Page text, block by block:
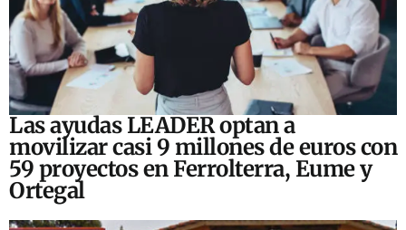
Las ayudas LEADER optan a
movilizar casi 9 millones de euros con
59 proyectos en Ferrolterra, Eume y
Ortegal